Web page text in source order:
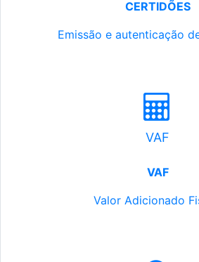
CERTIDÕES
Emissão e autenticação
VAF
VAF
Valor Adicionado